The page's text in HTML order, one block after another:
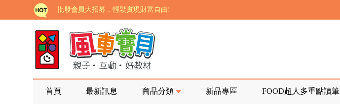
批發會員大招募，輕鬆實現財富自由!
如需更改或重開發票 需在訂單成立三天內通知客服 寄回發票需附上回郵郵票
老師您好!!幼教會員火熱招募中~
海外購物免煩惱！點我查看『海外購物流程說明』
家長樂了!「風車書版集團暨FOOD超人企業總部」目前正興建中!
首頁 最新訊息 商品分類 新品專區 FOOD超人多重點讀筆